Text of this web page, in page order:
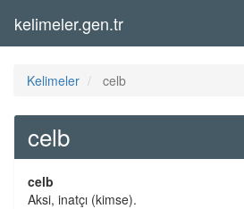
kelimeler.gen.tr
Kelimeler celb
celb
celb
Aksi, inatçı (kimse).